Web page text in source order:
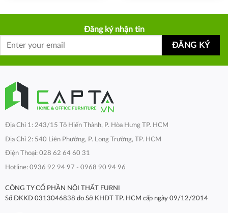
Đăng ký nhận tin
Địa Chỉ 1: 243/15 Tô Hiến Thành, P. Hòa Hưng TP. HCM
Địa Chỉ 2: 540 Liên Phường, P. Long Trường, TP. HCM
Điện Thoại: 028 62 64 60 31
Hotline: 0936 92 94 97 - 0968 90 94 96
CÔNG TY CỔ PHẦN NỘI THẤT FURNI
Số ĐKKD 0313046838 do Sở KHĐT TP. HCM cấp ngày 09/12/2014